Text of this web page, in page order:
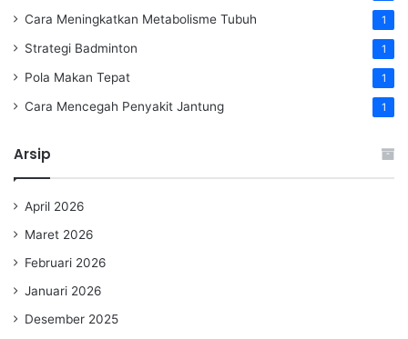
Cara Meningkatkan Metabolisme Tubuh 1
Strategi Badminton 1
Pola Makan Tepat 1
Cara Mencegah Penyakit Jantung 1
Arsip
April 2026
Maret 2026
Februari 2026
Januari 2026
Desember 2025